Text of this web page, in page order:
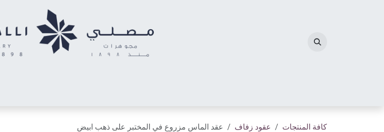
كافة المنتجات عقود زفاف عقد الماس مزروع في المختبر على ذهب ابيض